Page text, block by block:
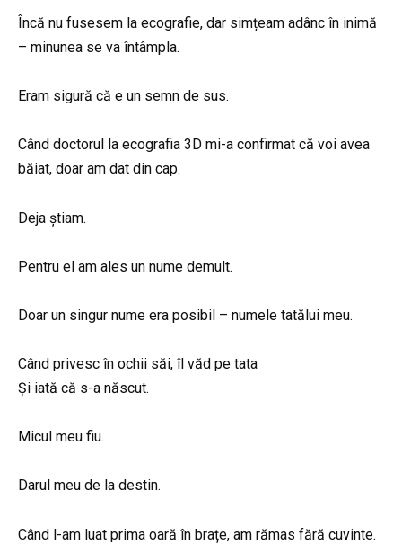
Încă nu fusesem la ecografie, dar simțeam adânc în inimă
– minunea se va întâmpla.
Eram sigură că e un semn de sus.
Când doctorul la ecografia 3D mi-a confirmat că voi avea
băiat, doar am dat din cap.
Deja știam.
Pentru el am ales un nume demult.
Doar un singur nume era posibil – numele tatălui meu.
Când privesc în ochii săi, îl văd pe tata
Și iată că s-a născut.
Micul meu fiu.
Darul meu de la destin.
Când l-am luat prima oară în brațe, am rămas fără cuvinte.